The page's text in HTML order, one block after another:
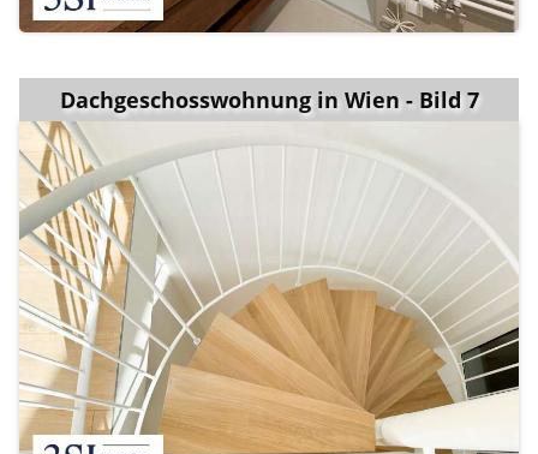
Dachgeschosswohnung in Wien - Bild 7